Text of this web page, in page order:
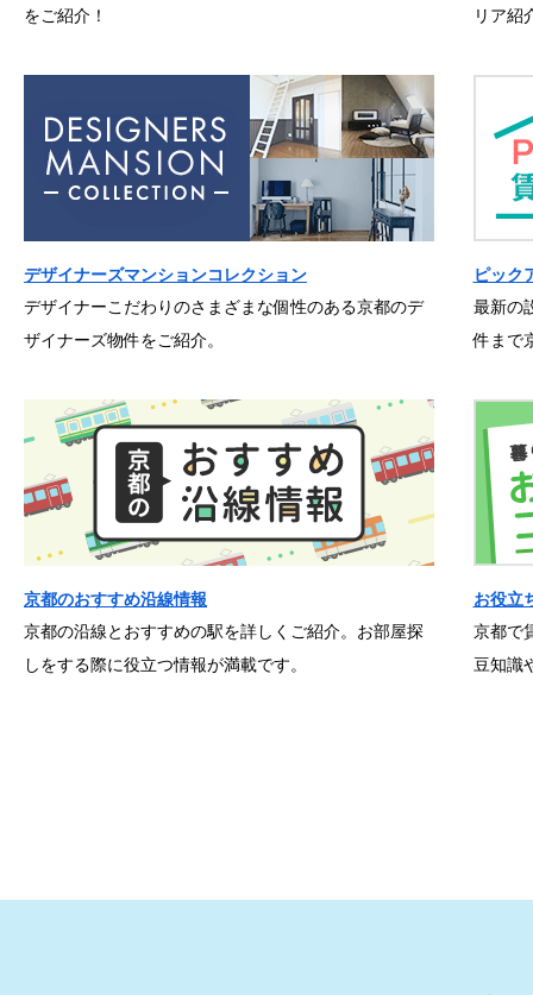
をご紹介！
リア紹
デザイナーズマンションコレクション
デザイナーこだわりのさまざまな個性のある京都のデ
ザイナーズ物件をご紹介。
ピック
最新の
件まで
京都のおすすめ沿線情報
京都の沿線とおすすめの駅を詳しくご紹介。お部屋探
しをする際に役立つ情報が満載です。
お役立
京都で
豆知識